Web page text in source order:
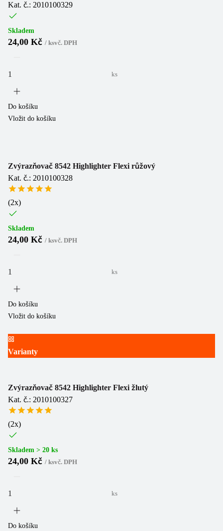
Kat. č.: 2010100329
Skladem
24,00 Kč / ksvč. DPH
ks
Do košíku
Vložit do košíku
Zvýrazňovač 8542 Highlighter Flexi růžový
Kat. č.: 2010100328
(2x)
Skladem
24,00 Kč / ksvč. DPH
ks
Do košíku
Vložit do košíku
Varianty
Zvýrazňovač 8542 Highlighter Flexi žlutý
Kat. č.: 2010100327
(2x)
Skladem > 20 ks
24,00 Kč / ksvč. DPH
ks
Do košíku